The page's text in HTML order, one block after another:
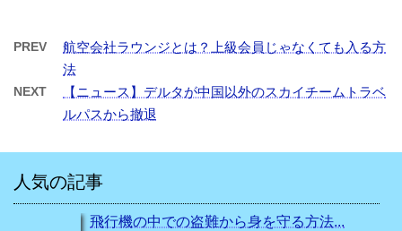
PREV
航空会社ラウンジとは？上級会員じゃなくても入る方
法
NEXT
【ニュース】デルタが中国以外のスカイチームトラベ
ルパスから撤退
人気の記事
飛行機の中での盗難から身を守る方法...